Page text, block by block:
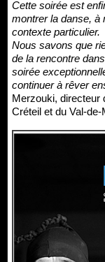
Cette soirée est
montrer la danse, à
contexte particulier.
Nous savons que
de la rencontre
soirée
continuer à rêver
Merzouki, directeur
Créteil et du Val-de-